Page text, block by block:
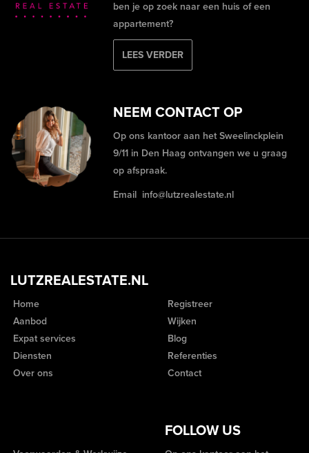
ben je op zoek naar een huis of een
appartement?
LEES VERDER
NEEM CONTACT OP
Op ons kantoor aan het Sweelinckplein
9/11 in Den Haag ontvangen we u graag
op afspraak.
Email info@lutzrealestate.nl
LUTZREALESTATE.NL
Home
Aanbod
Expat services
Diensten
Over ons
Registreer
Wijken
Blog
Referenties
Contact
FOLLOW US